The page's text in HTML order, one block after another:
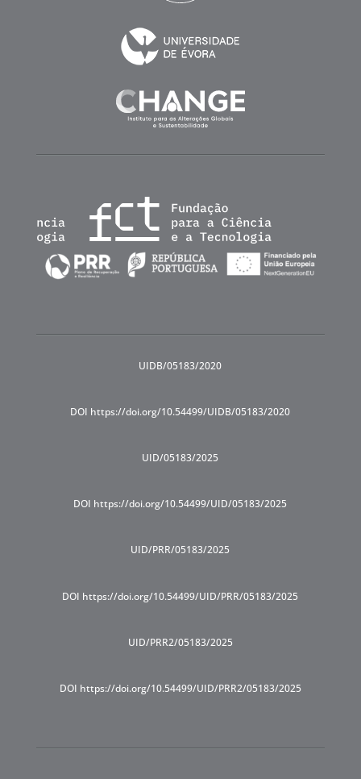
UIDB/05183/2020
DOI https://doi.org/10.54499/UIDB/05183/2020
UID/05183/2025
DOI https://doi.org/10.54499/UID/05183/2025
UID/PRR/05183/2025
DOI https://doi.org/10.54499/UID/PRR/05183/2025
UID/PRR2/05183/2025
DOI https://doi.org/10.54499/UID/PRR2/05183/2025